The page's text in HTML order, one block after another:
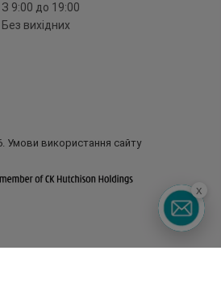
З 9:00 до 19:00
Без вихідних
Умови використання сайту
x